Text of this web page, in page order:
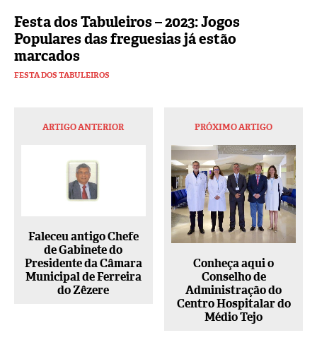
Festa dos Tabuleiros – 2023: Jogos
Populares das freguesias já estão
marcados
FESTA DOS TABULEIROS
ARTIGO ANTERIOR
Faleceu antigo Chefe
de Gabinete do
Presidente da Câmara
Municipal de Ferreira
do Zêzere
PRÓXIMO ARTIGO
Conheça aqui o
Conselho de
Administração do
Centro Hospitalar do
Médio Tejo